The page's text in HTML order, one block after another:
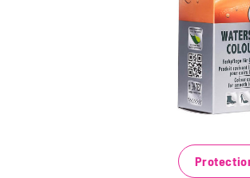
Maintient tous
lisse et de haute
d'imprégnation
Dans de
disponibles au